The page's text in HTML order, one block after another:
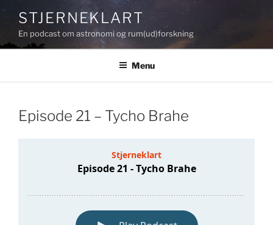
indhold
STJERNEKLART
En podcast om astronomi og rum(ud)forskning
Menu
Episode 21 – Tycho Brahe